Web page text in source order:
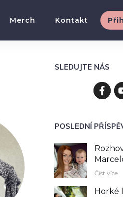
Merch Kontakt
SLEDUJTE NÁS
POSLEDNÍ
Číst více
Horké